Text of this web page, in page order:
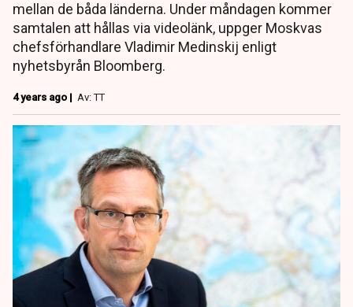
mellan de båda länderna. Under måndagen kommer
samtalen att hållas via videolänk, uppger Moskvas
chefsförhandlare Vladimir Medinskij enligt
nyhetsbyrån Bloomberg.
4 years ago | Av: TT